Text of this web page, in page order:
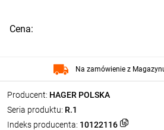
Producent: HAGER POLSKA
Seria produktu: R.1
Indeks producenta: 10122116
Cena:
Na zamówienie z